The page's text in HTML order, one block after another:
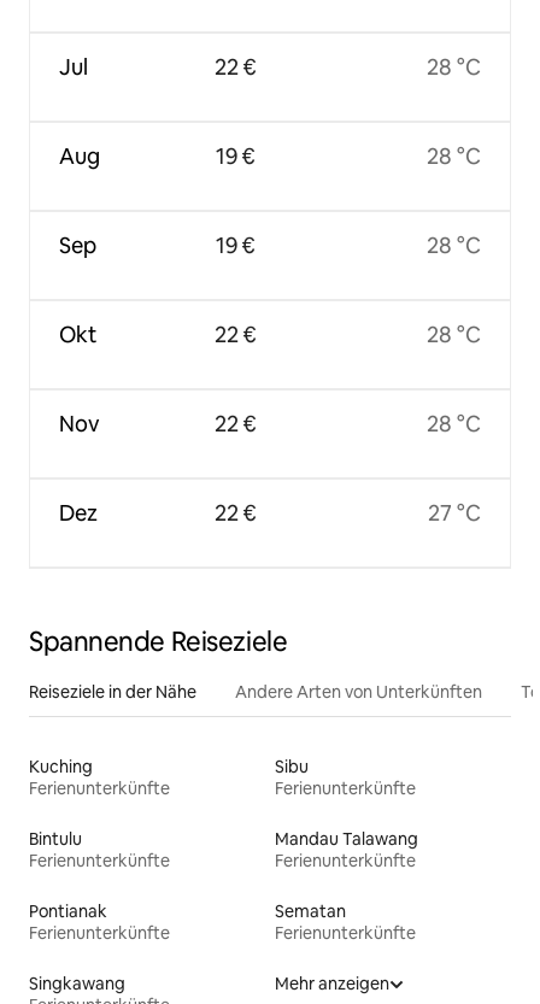
Jul
Aug
Sep
Okt
Nov
Dez
22 €
19 €
19 €
22 €
22 €
22 €
28 °C
28 °C
28 °C
28 °C
28 °C
27 °C
Spannende Reiseziele
Reiseziele in der Nähe Andere Arten von Unterkünften
Kuching
Ferienunterkünfte
Sibu
Ferienunterkünfte
Bintulu
Ferienunterkünfte
Mandau Talawang
Ferienunterkünfte
Pontianak
Ferienunterkünfte
Sematan
Ferienunterkünfte
Singkawang
Mehr anzeigen